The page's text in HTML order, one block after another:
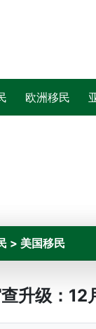
欧洲移民
> 美国移民
升级：12